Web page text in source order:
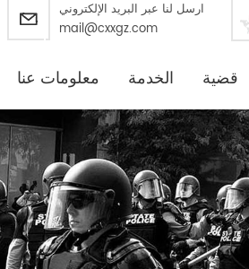
ارسل لنا عبر البريد الإلكتروني
mail@cxxgz.com
معلومات عنا الخدمة قضية